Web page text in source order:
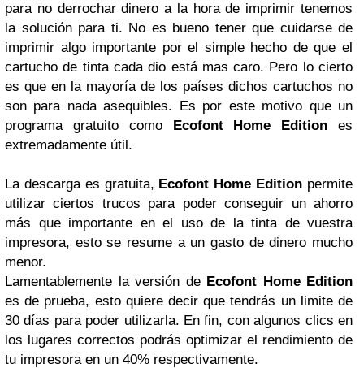
para no derrochar dinero a la hora de imprimir tenemos
la solución para ti. No es bueno tener que cuidarse de
imprimir algo importante por el simple hecho de que el
cartucho de tinta cada dio está mas caro. Pero lo cierto
es que en la mayoría de los países dichos cartuchos no
son para nada asequibles. Es por este motivo que un
programa gratuito como Ecofont Home Edition es
extremadamente útil.
La descarga es gratuita, Ecofont Home Edition permite
utilizar ciertos trucos para poder conseguir un ahorro
más que importante en el uso de la tinta de vuestra
impresora, esto se resume a un gasto de dinero mucho
menor.
Lamentablemente la versión de Ecofont Home Edition
es de prueba, esto quiere decir que tendrás un limite de
30 días para poder utilizarla. En fin, con algunos clics en
los lugares correctos podrás optimizar el rendimiento de
tu impresora en un 40% respectivamente.